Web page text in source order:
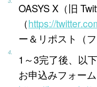
OASYS X（旧
（https://
ー＆リポスト（
1～3完了後、以
お申込みフォーム